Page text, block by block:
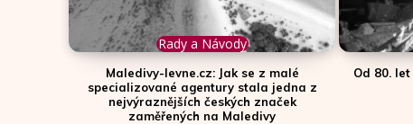
Rady a Návody
Maledivy-levne.cz: Jak se z malé
specializované agentury stala jedna z
nejvýraznějších českých značek
zaměřených na Maledivy
Od 80.